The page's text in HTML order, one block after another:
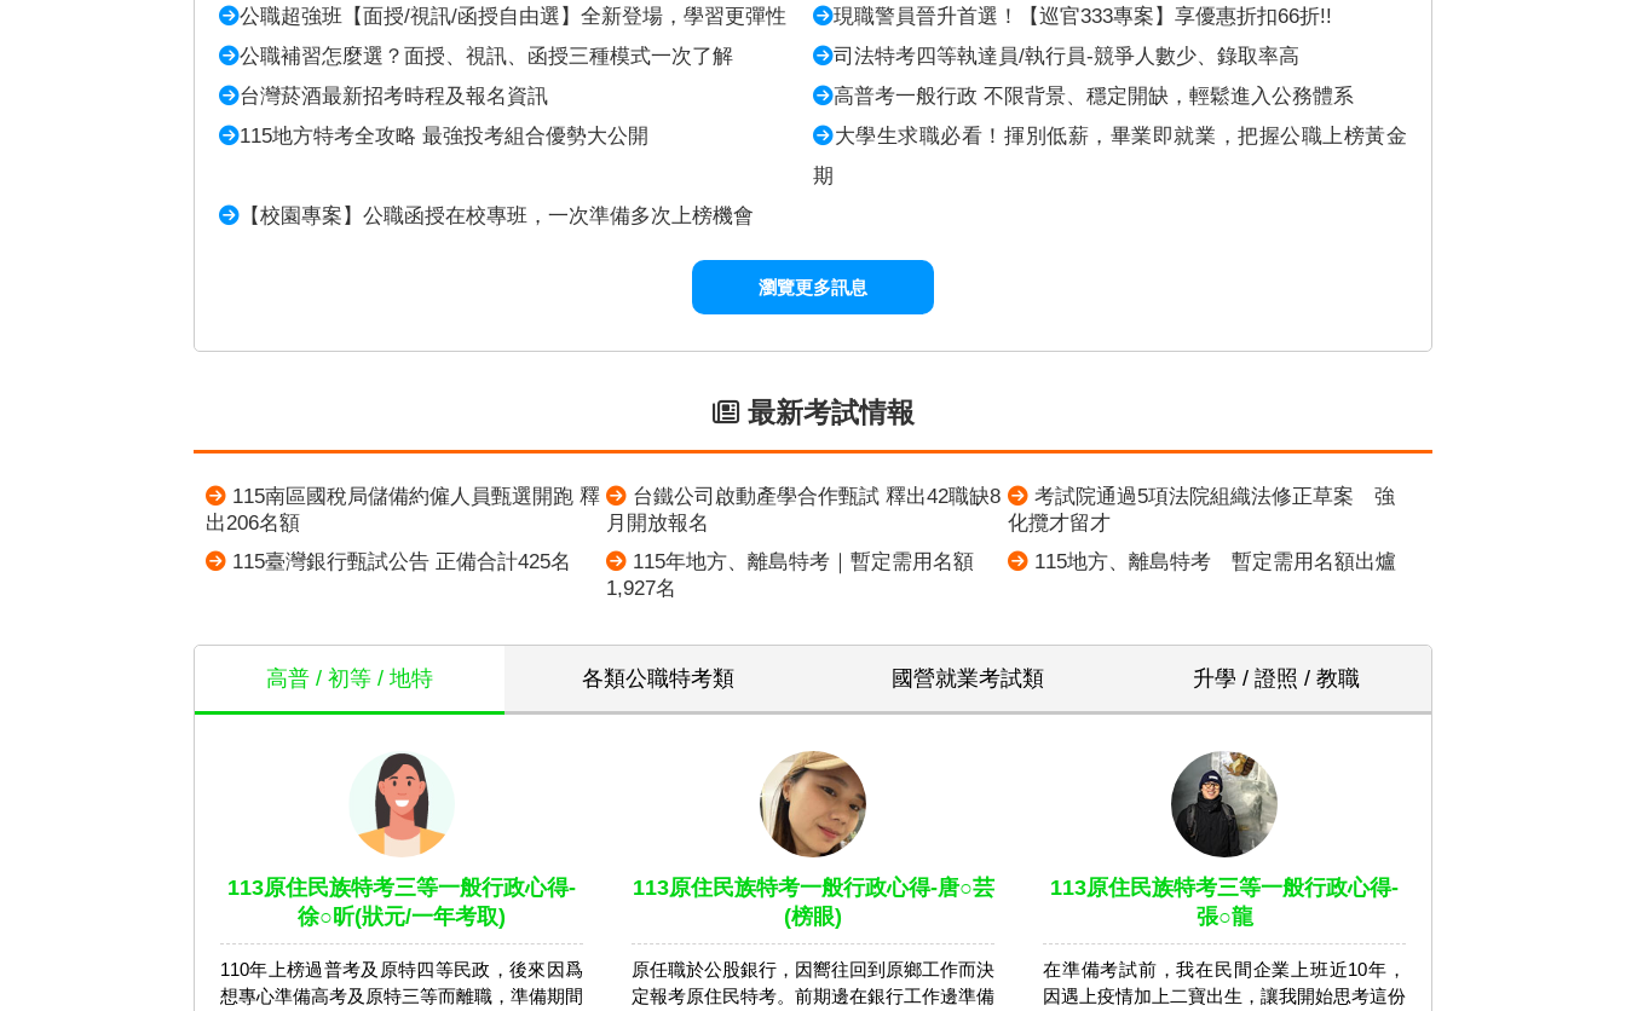
公職超強班【面授/視訊/函授自由選】全新登場，學習更彈性
現職警員晉升首選！【巡官333專案】享優惠折扣66折!!
公職補習怎麼選？面授、視訊、函授三種模式一次了解
司法特考四等執達員/執行員-競爭人數少、錄取率高
台灣菸酒最新招考時程及報名資訊
高普考一般行政 不限背景、穩定開缺，輕鬆進入公務體系
115地方特考全攻略 最強投考組合優勢大公開
大學生求職必看！揮別低薪，畢業即就業，把握公職上榜黃金
期
【校園專案】公職函授在校專班，一次準備多次上榜機會
瀏覽更多訊息
最新考試情報
115南區國稅局儲備約僱人員甄選開跑 釋
出206名額
台鐵公司啟動產學合作甄試 釋出42職缺8
月開放報名
考試院通過5項法院組織法修正草案 強
化攬才留才
115臺灣銀行甄試公告 正備合計425名
115年地方、離島特考｜暫定需用名額
1,927名
115地方、離島特考 暫定需用名額出爐
高普 / 初等 / 地特 各類公職特考類 國營就業考試類 升學 / 證照 / 教職
113原住民族特考三等一般行政心得-
徐○昕(狀元/一年考取)
110年上榜過普考及原特四等民政，後來因爲
想專心準備高考及原特三等而離職，準備期間
113原住民族特考一般行政心得-唐○芸
(榜眼)
原任職於公股銀行，因嚮往回到原鄉工作而決
定報考原住民特考。前期邊在銀行工作邊準備
113原住民族特考三等一般行政心得-
張○龍
在準備考試前，我在民間企業上班近10年，
因遇上疫情加上二寶出生，讓我開始思考這份